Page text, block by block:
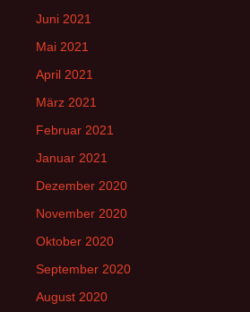
Juni 2021
Mai 2021
April 2021
März 2021
Februar 2021
Januar 2021
Dezember 2020
November 2020
Oktober 2020
September 2020
August 2020